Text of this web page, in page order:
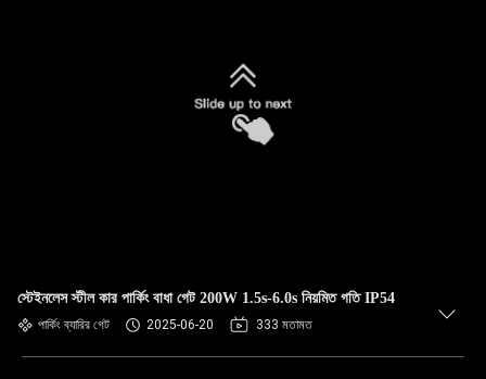
স্টেইনলেস স্টীল কার পার্কিং বাধা গেট 200W 1.5s-6.0s নিয়মিত গতি IP54
পার্কিং ব্যারির গেট 2025-06-20 333 মতামত